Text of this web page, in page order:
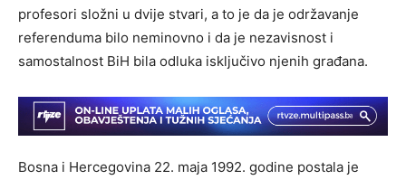
profesori složni u dvije stvari, a to je da je održavanje
referenduma bilo neminovno i da je nezavisnost i
samostalnost BiH bila odluka isključivo njenih građana.
Bosna i Hercegovina 22. maja 1992. godine postala je